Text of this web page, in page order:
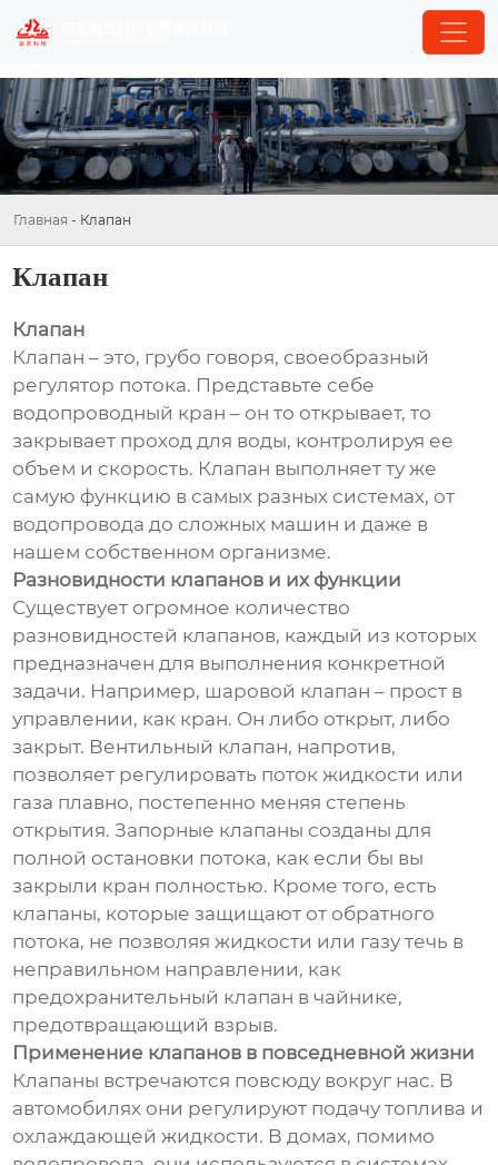
Главная - Клапан
Клапан
Клапан
Клапан – это, грубо говоря, своеобразный
регулятор потока. Представьте себе
водопроводный кран – он то открывает, то
закрывает проход для воды, контролируя ее
объем и скорость. Клапан выполняет ту же
самую функцию в самых разных системах, от
водопровода до сложных машин и даже в
нашем собственном организме.
Разновидности клапанов и их функции
Существует огромное количество
разновидностей клапанов, каждый из которых
предназначен для выполнения конкретной
задачи. Например, шаровой клапан – прост в
управлении, как кран. Он либо открыт, либо
закрыт. Вентильный клапан, напротив,
позволяет регулировать поток жидкости или
газа плавно, постепенно меняя степень
открытия. Запорные клапаны созданы для
полной остановки потока, как если бы вы
закрыли кран полностью. Кроме того, есть
клапаны, которые защищают от обратного
потока, не позволяя жидкости или газу течь в
неправильном направлении, как
предохранительный клапан в чайнике,
предотвращающий взрыв.
Применение клапанов в повседневной жизни
Клапаны встречаются повсюду вокруг нас. В
автомобилях они регулируют подачу топлива и
охлаждающей жидкости. В домах, помимо